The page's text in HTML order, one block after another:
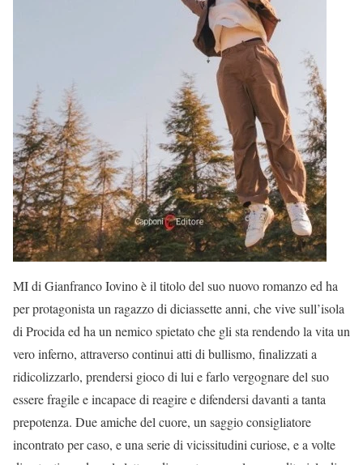
MI di Gianfranco Iovino è il titolo del suo nuovo romanzo ed ha
per protagonista un ragazzo di diciassette anni, che vive sull’isola
di Procida ed ha un nemico spietato che gli sta rendendo la vita un
vero inferno, attraverso continui atti di bullismo, finalizzati a
ridicolizzarlo, prendersi gioco di lui e farlo vergognare del suo
essere fragile e incapace di reagire e difendersi davanti a tanta
prepotenza. Due amiche del cuore, un saggio consigliatore
incontrato per caso, e una serie di vicissitudini curiose, e a volte